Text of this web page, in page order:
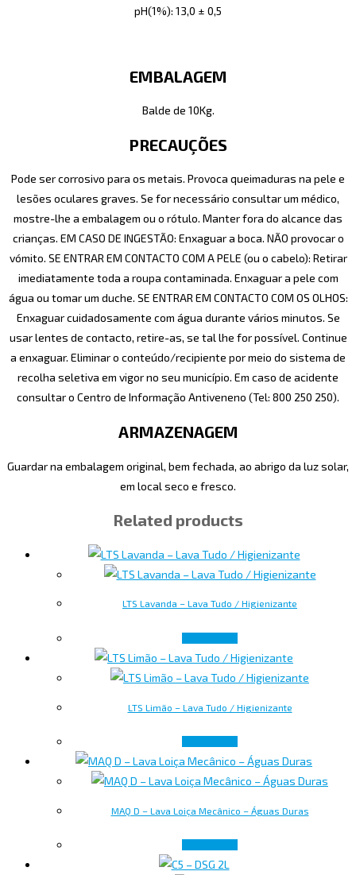
pH(1%): 13,0 ± 0,5
EMBALAGEM
Balde de 10Kg.
PRECAUÇÕES
Pode ser corrosivo para os metais. Provoca queimaduras na pele e
lesões oculares graves. Se for necessário consultar um médico,
mostre-lhe a embalagem ou o rótulo. Manter fora do alcance das
crianças. EM CASO DE INGESTÃO: Enxaguar a boca. NÃO provocar o
vómito. SE ENTRAR EM CONTACTO COM A PELE (ou o cabelo): Retirar
imediatamente toda a roupa contaminada. Enxaguar a pele com
água ou tomar um duche. SE ENTRAR EM CONTACTO COM OS OLHOS:
Enxaguar cuidadosamente com água durante vários minutos. Se
usar lentes de contacto, retire-as, se tal lhe for possível. Continue
a enxaguar. Eliminar o conteúdo/recipiente por meio do sistema de
recolha seletiva em vigor no seu município. Em caso de acidente
consultar o Centro de Informação Antiveneno (Tel: 800 250 250).
ARMAZENAGEM
Guardar na embalagem original, bem fechada, ao abrigo da luz solar,
em local seco e fresco.
Related products
LTS Lavanda – Lava Tudo / Higienizante
LTS Limão – Lava Tudo / Higienizante
MAQ D – Lava Loiça Mecânico – Águas Duras